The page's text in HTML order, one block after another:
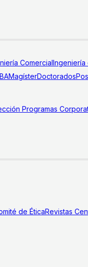
ComercialIngeniería
MagísterDoctorados
Programas
de ÉticaRevistas